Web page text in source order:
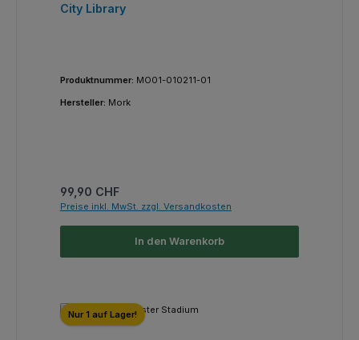
City Library
Produktnummer: MO01-010211-01
Hersteller: Mork
Regulärer Preis:
99,90 CHF
Preise inkl. MwSt. zzgl. Versandkosten
In den Warenkorb
Nur 1 auf Lager!